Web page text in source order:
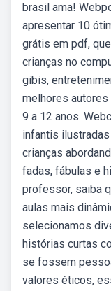
brasil ama!
apresentar 10
grátis em pdf,
crianças no
gibis,
melhores autores
9 a 12 anos.
infantis
crianças
fadas, fábulas e
professor, saiba
aulas mais
selecionamos
histórias curtas
se fossem
valores éticos,